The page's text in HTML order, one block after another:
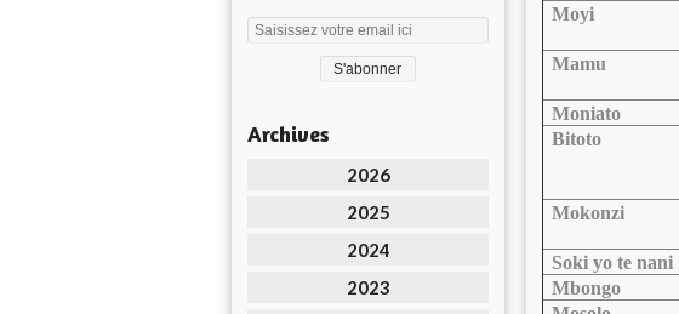
Archives
2026
2025
2024
2023
Moyi
Mamu
Moniato
Bitoto
Mokonzi
Soki yo te nani
Mbongo